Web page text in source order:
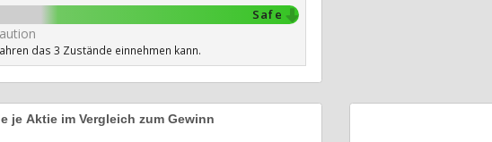
Safe
das 3 Zustände einnehmen kann.